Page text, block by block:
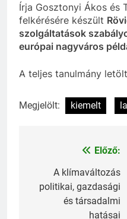
Írja Gosztonyi Ákos és
felkérésére készült
szolgáltatások
európai nagyváros
A teljes tanulmány
Megjelölt: kiemelt
Bejegyzés
navigáció
Előző:
A klímaváltozás
politikai, gazdasági
és társadalmi
hatásai